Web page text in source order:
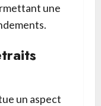
une
un aspect